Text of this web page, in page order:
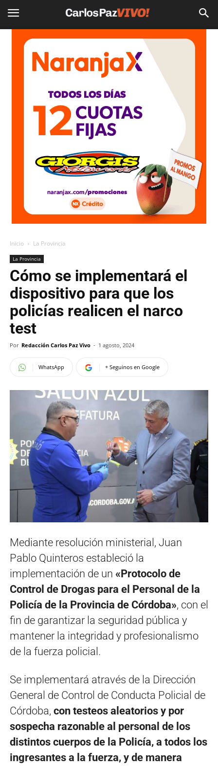
Inicio La Provincia
La Provincia
Cómo se implementará el
dispositivo para que los
policías realicen el narco
test
Por Redacción Carlos Paz Vivo - 1 agosto, 2024
WhatsApp + Seguinos en Google
Mediante resolución ministerial, Juan
Pablo Quinteros estableció la
implementación de un «Protocolo de
Control de Drogas para el Personal de la
Policía de la Provincia de Córdoba», con el
fin de garantizar la seguridad pública y
mantener la integridad y profesionalismo
de la fuerza policial.
Se implementará através de la Dirección
General de Control de Conducta Policial de
Córdoba, con testeos aleatorios y por
sospecha razonable al personal de los
distintos cuerpos de la Policía, a todos los
ingresantes a la fuerza, y de manera